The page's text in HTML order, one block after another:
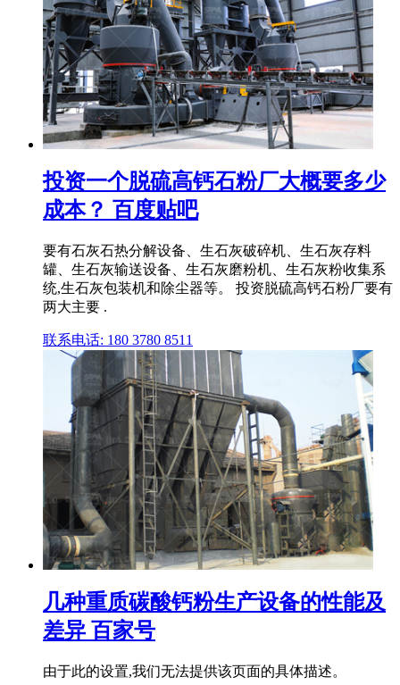
投资一个脱硫高钙石粉厂大概要多少
成本？ 百度贴吧
要有石灰石热分解设备、生石灰破碎机、生石灰存料
罐、生石灰输送设备、生石灰磨粉机、生石灰粉收集系
统,生石灰包装机和除尘器等。 投资脱硫高钙石粉厂要有
两大主要 .
联系电话: 180 3780 8511
几种重质碳酸钙粉生产设备的性能及
差异 百家号
由于此的设置,我们无法提供该页面的具体描述。